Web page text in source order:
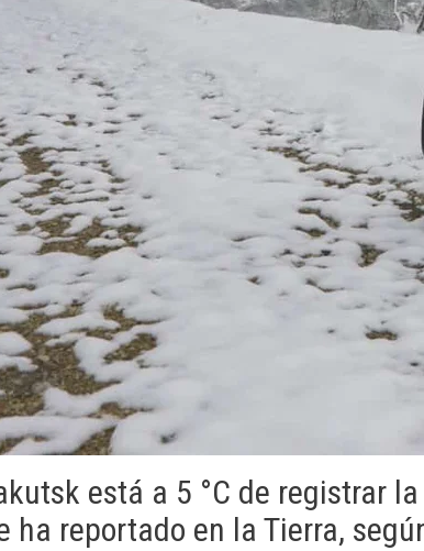
está a 5 °C de registrar
ha reportado en la Tierra,